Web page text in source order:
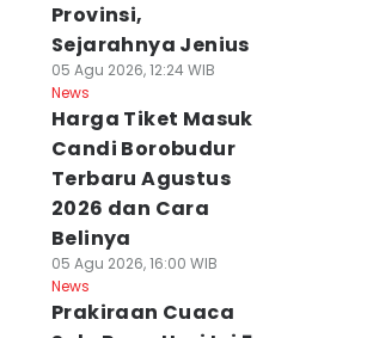
Provinsi,
Sejarahnya Jenius
05 Agu 2026, 12:24 WIB
News
Harga Tiket Masuk
Candi Borobudur
Terbaru Agustus
2026 dan Cara
Belinya
05 Agu 2026, 16:00 WIB
News
Prakiraan Cuaca